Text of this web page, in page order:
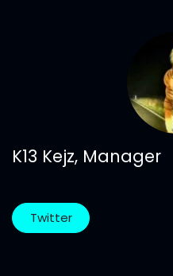
K13 Kejz, Manager
Twitter